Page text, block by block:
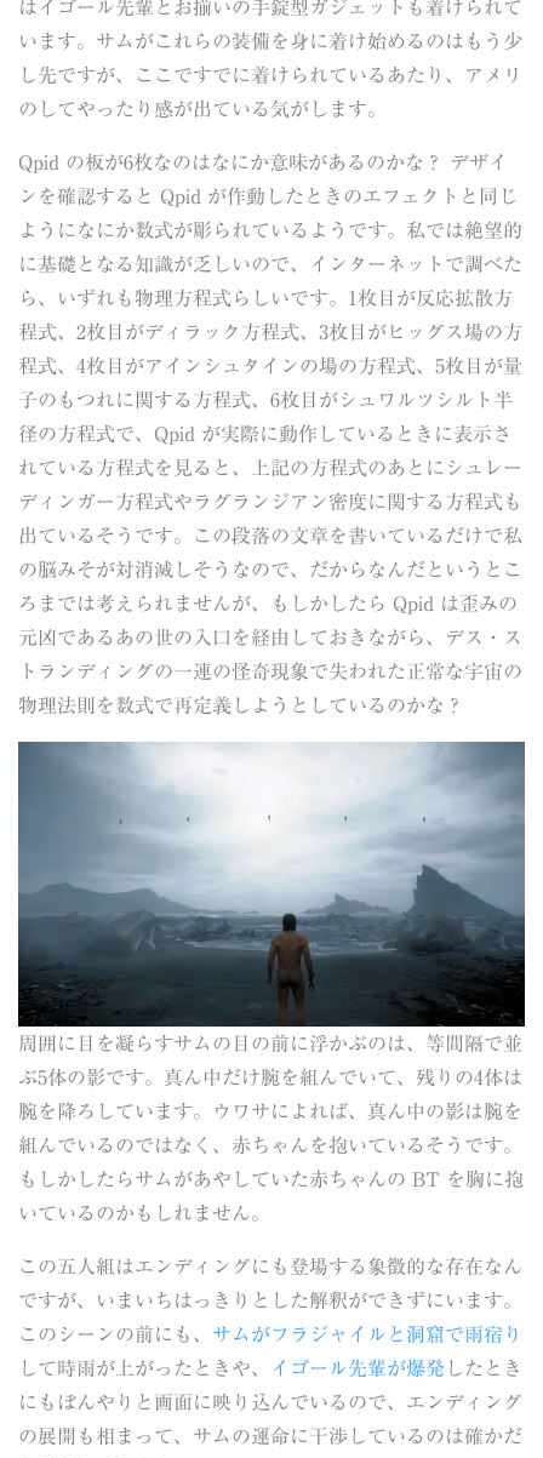
はイゴール先輩とお揃いの手錠型ガジェットも着けられて
います。サムがこれらの装備を身に着け始めるのはもう少
し先ですが、ここですでに着けられているあたり、アメリ
のしてやったり感が出ている気がします。
Qpid の板が6枚なのはなにか意味があるのかな？ デザイ
ンを確認すると Qpid が作動したときのエフェクトと同じ
ようになにか数式が彫られているようです。私では絶望的
に基礎となる知識が乏しいので、インターネットで調べた
ら、いずれも物理方程式らしいです。1枚目が反応拡散方
程式、2枚目がディラック方程式、3枚目がヒッグス場の方
程式、4枚目がアインシュタインの場の方程式、5枚目が量
子のもつれに関する方程式、6枚目がシュワルツシルト半
径の方程式で、Qpid が実際に動作しているときに表示さ
れている方程式を見ると、上記の方程式のあとにシュレー
ディンガー方程式やラグランジアン密度に関する方程式も
出ているそうです。この段落の文章を書いているだけで私
の脳みそが対消滅しそうなので、だからなんだというとこ
ろまでは考えられませんが、もしかしたら Qpid は歪みの
元凶であるあの世の入口を経由しておきながら、デス・ス
トランディングの一連の怪奇現象で失われた正常な宇宙の
物理法則を数式で再定義しようとしているのかな？
周囲に目を凝らすサムの目の前に浮かぶのは、等間隔で並
ぶ5体の影です。真ん中だけ腕を組んでいて、残りの4体は
腕を降ろしています。ウワサによれば、真ん中の影は腕を
組んでいるのではなく、赤ちゃんを抱いているそうです。
もしかしたらサムがあやしていた赤ちゃんの BT を胸に抱
いているのかもしれません。
この五人組はエンディングにも登場する象徴的な存在なん
ですが、いまいちはっきりとした解釈ができずにいます。
このシーンの前にも、 サムがフラジャイルと洞窟で雨宿り
して時雨が上がったときや、
イゴール先輩が爆発 したとき
にもぼんやりと画面に映り込んでいるので、エンディング
の展開も相まって、サムの運命に干渉しているのは確かだ